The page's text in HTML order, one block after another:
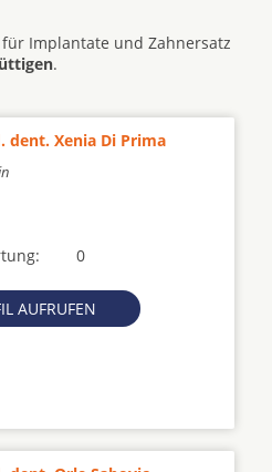
Implantate und Zahnersatz
.
dent. Xenia Di Prima
0
AUFRUFEN